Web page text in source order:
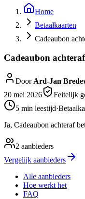
Home
Betaalkaarten
Cadeaubon
Cadeaubon
DoorArd-Jan
20 mei 2026
Feitelijk
5 min leestijd·
Ja, Cadeaubon achteraf
2 aanbieders
Vergelijk aanbieders
Alle aanbieders
Hoe werkt het
FAQ